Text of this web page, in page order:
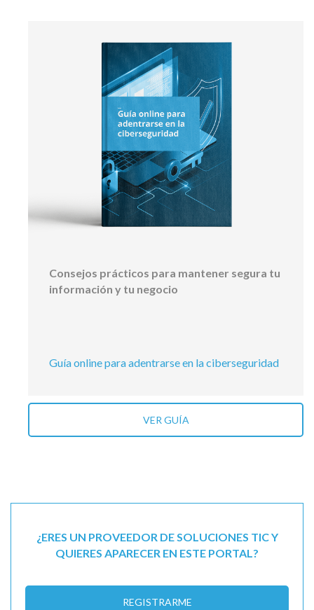
Consejos prácticos para mantener segura tu
información y tu negocio
Guía online para adentrarse en la ciberseguridad
VER GUÍA
¿ERES UN PROVEEDOR DE SOLUCIONES TIC Y
QUIERES APARECER EN ESTE PORTAL?
REGISTRARME